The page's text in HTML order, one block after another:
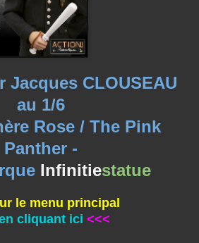
Jacques CLOUSEAU
au 1/6
Rose / The Pink
Panther -
Infinitiestatue
le menu principal
cliquant ici <<<